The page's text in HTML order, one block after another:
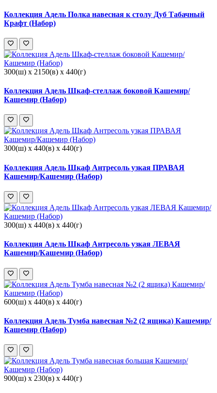
Коллекция Адель Полка навесная к столу Дуб Табачный
Крафт (Набор)
300(ш) x 2150(в) x 440(г)
Коллекция Адель Шкаф-стеллаж боковой Кашемир/
Кашемир (Набор)
300(ш) x 440(в) x 440(г)
Коллекция Адель Шкаф Антресоль узкая ПРАВАЯ
Кашемир/Кашемир (Набор)
300(ш) x 440(в) x 440(г)
Коллекция Адель Шкаф Антресоль узкая ЛЕВАЯ
Кашемир/Кашемир (Набор)
600(ш) x 440(в) x 440(г)
Коллекция Адель Тумба навесная №2 (2 ящика) Кашемир/
Кашемир (Набор)
900(ш) x 230(в) x 440(г)